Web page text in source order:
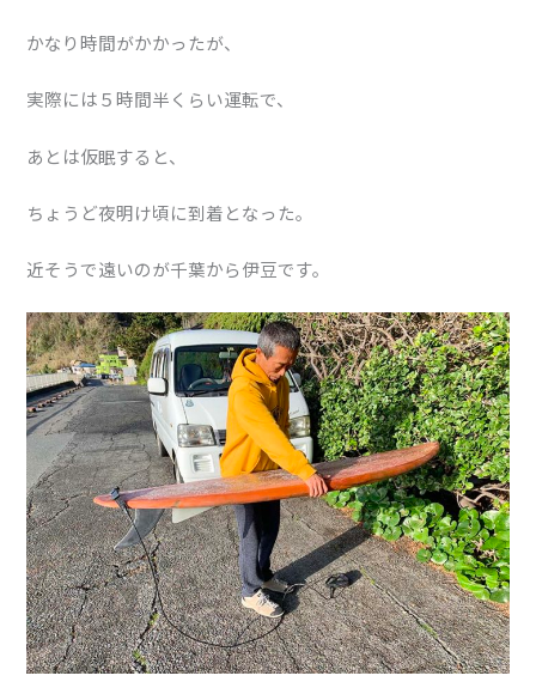
かなり時間がかかったが、
実際には５時間半くらい運転で、
あとは仮眠すると、
ちょうど夜明け頃に到着となった。
近そうで遠いのが千葉から伊豆です。